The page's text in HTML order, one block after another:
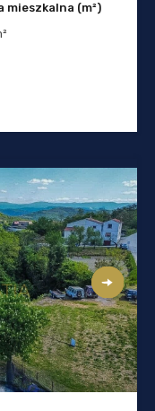
mieszkalna (m²)